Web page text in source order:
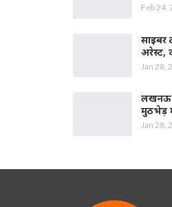
Feb 24,
साइबर
अरेस्ट,
Jan 28,
लखनऊ
मुठभेड़
Jan 28,